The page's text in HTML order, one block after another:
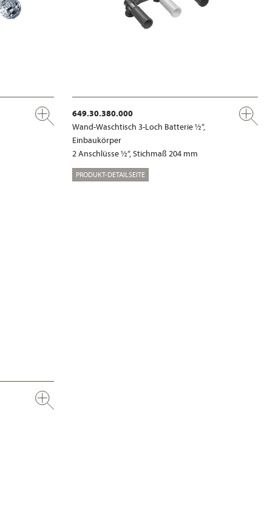
649.30.380.000
Wand-Waschtisch 3-Loch Batterie ½“,
Einbaukörper
2 Anschlüsse ½“, Stichmaß 204 mm
PRODUKT-DETAILSEITE